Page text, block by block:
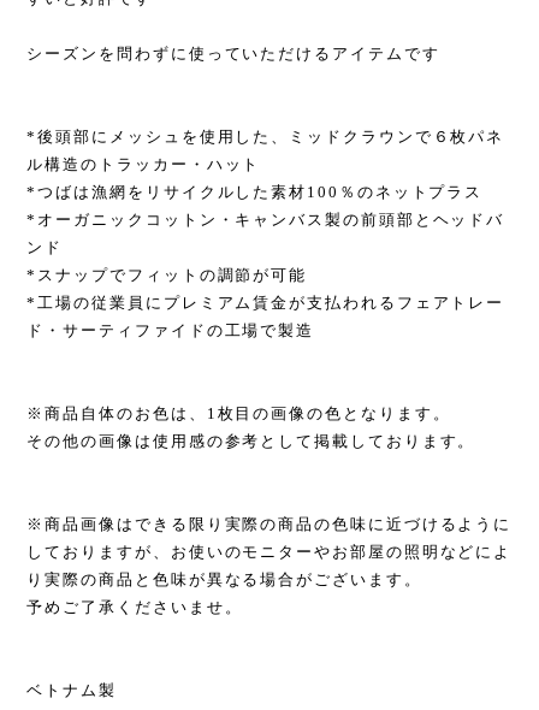
シーズンを問わずに使っていただけるアイテムです
*後頭部にメッシュを使用した、ミッドクラウンで６枚パネ
ル構造のトラッカー・ハット
*つばは漁網をリサイクルした素材100％のネットプラス
*オーガニックコットン・キャンバス製の前頭部とヘッドバ
ンド
*スナップでフィットの調節が可能
*工場の従業員にプレミアム賃金が支払われるフェアトレー
ド・サーティファイドの工場で製造
※商品自体のお色は、1枚目の画像の色となります。
その他の画像は使用感の参考として掲載しております。
※商品画像はできる限り実際の商品の色味に近づけるように
しておりますが、お使いのモニターやお部屋の照明などによ
り実際の商品と色味が異なる場合がございます。
予めご了承くださいませ。
ベトナム製